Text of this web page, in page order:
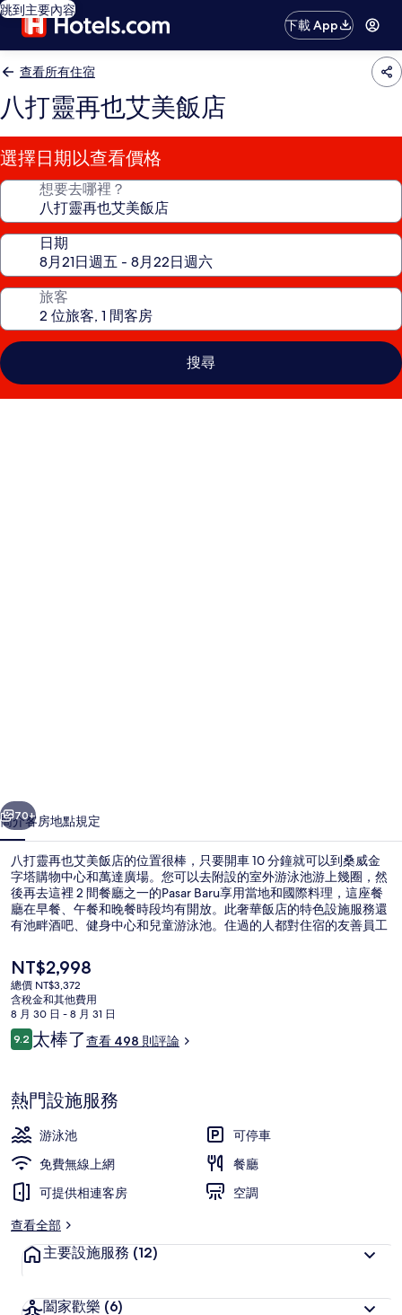
跳到主要內容
下載 App
查看所有住宿
八打靈再也艾美飯店
選擇日期以查看價格
想要去哪裡？
日期
旅客
搜尋
飯
店
的
相
片
集
個 下一個
70+
簡介客房地點規定
八打靈再也艾美飯店的位置很棒，只要開車 10 分鐘就可以到桑威金
字塔購物中心和萬達廣場。您可以去附設的室外游泳池游上幾圈，然
後再去這裡 2 間餐廳之一的Pasar Baru享用當地和國際料理，這座餐
廳在早餐、午餐和晚餐時段均有開放。此奢華飯店的特色設施服務還
有池畔酒吧、健身中心和兒童游泳池。住過的人都對住宿的友善員工
目
前
的
價
格
是
NT$2,998
總價 NT$3,372
含稅金和其他費用
8 月 30 日 - 8 月 31 日
評
論
9.29.2 分，滿分 10 分，
太棒了查看 498 則評論
熱門設施服務
游泳池
可停車
免費無線上網
餐廳
可提供相連客房
空調
查看全部
主要設施服務 (12)
闔家歡樂 (6)